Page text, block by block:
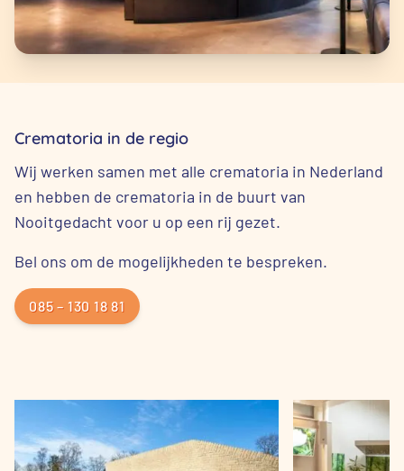
Crematoria in de regio
Wij werken samen met alle crematoria in Nederland
en hebben de crematoria in de buurt van
Nooitgedacht voor u op een rij gezet.
Bel ons om de mogelijkheden te bespreken.
085 – 130 18 81